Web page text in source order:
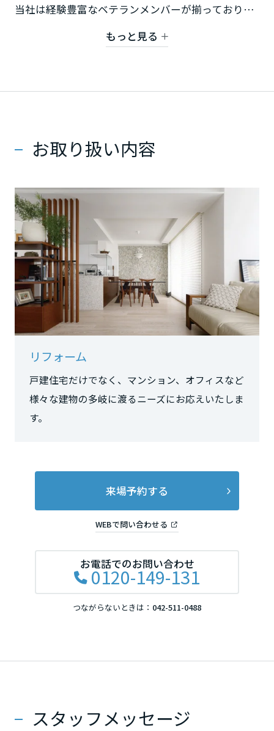
当社は経験豊富なベテランメンバーが揃っており、
住まいの状態を見極めたうえで、費用対効果まで見
据えたご提案が可能です。
かせください。最適なリフォームで、これからの暮
区・中央区の一部
もっと見る
お取り扱い内容
リフォーム
戸建住宅だけでなく、マンション、オフィスなど
様々な建物の多岐に渡るニーズにお応えいたしま
す。
来場予約する
WEBで問い合わせる
お電話でのお問い合わせ
0120-149-131
つながらないときは： 042-511-0488
スタッフメッセージ
富山県
新潟県
石川県
福井県
山梨県
長野県
東海エリア
岐阜県
近畿エリア
京都府